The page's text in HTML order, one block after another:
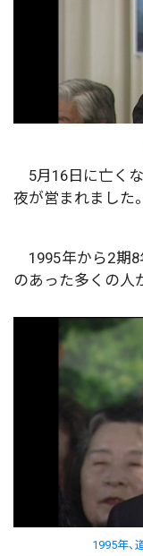
5月16日に亡く
夜が営まれました。
1995年から2期8
のあった多くの人
1995年